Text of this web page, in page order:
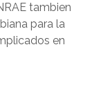
tambien
para la
en